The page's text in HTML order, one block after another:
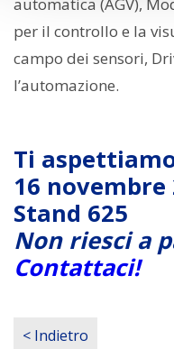
per il controllo e la
campo dei sensori,
l’automazione.
Ti
16 novembre
Stand 625
Non riesci a
Contattaci!
< Indietro